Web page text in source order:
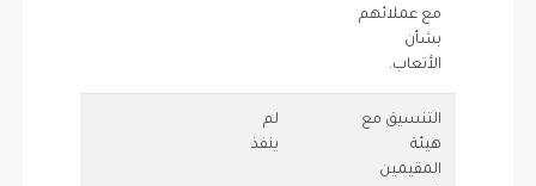
مع عملائهم
بشأن
الأتعاب.
التنسيق مع
هيئة
المقيمين
ينفذ